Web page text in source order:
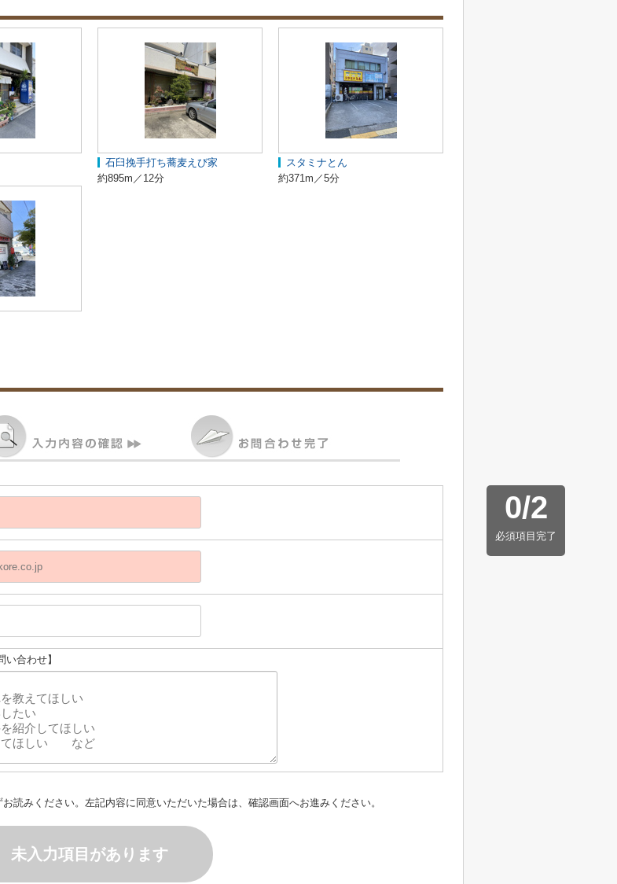
石臼挽手打ち蕎麦えび家
約895m／12分
スタミナとん
約371m／5分
0/2
必須項目完了
い合わせ】
お読みください。左記内容に同意いただいた場合は、確認画面へお進みください。
未入力項目があります